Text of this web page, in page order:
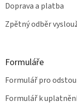
Doprava a platba
Zpětný odběr
Formuláře
Formulář pro
Formulář k